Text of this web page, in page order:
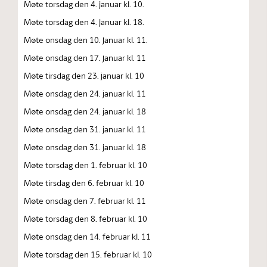
Møte torsdag den 4. januar kl. 10.
Møte torsdag den 4. januar kl. 18.
Møte onsdag den 10. januar kl. 11.
Møte onsdag den 17. januar kl. 11
Møte tirsdag den 23. januar kl. 10
Møte onsdag den 24. januar kl. 11
Møte onsdag den 24. januar kl. 18
Møte onsdag den 31. januar kl. 11
Møte onsdag den 31. januar kl. 18
Møte torsdag den 1. februar kl. 10
Møte tirsdag den 6. februar kl. 10
Møte onsdag den 7. februar kl. 11
Møte torsdag den 8. februar kl. 10
Møte onsdag den 14. februar kl. 11
Møte torsdag den 15. februar kl. 10